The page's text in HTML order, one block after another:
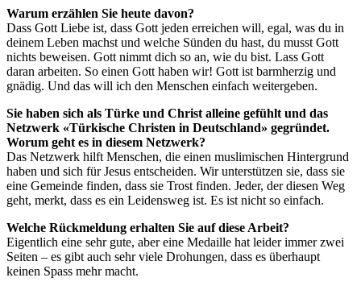
Warum erzählen Sie heute davon?
Dass Gott Liebe ist, dass Gott jeden erreichen will, egal, was du in
deinem Leben machst und welche Sünden du hast, du musst Gott
nichts beweisen. Gott nimmt dich so an, wie du bist. Lass Gott
daran arbeiten. So einen Gott haben wir! Gott ist barmherzig und
gnädig. Und das will ich den Menschen einfach weitergeben.
Sie haben sich als Türke und Christ alleine gefühlt und das
Netzwerk «Türkische Christen in Deutschland» gegründet.
Worum geht es in diesem Netzwerk?
Das Netzwerk hilft Menschen, die einen muslimischen Hintergrund
haben und sich für Jesus entscheiden. Wir unterstützen sie, dass sie
eine Gemeinde finden, dass sie Trost finden. Jeder, der diesen Weg
geht, merkt, dass es ein Leidensweg ist. Es ist nicht so einfach.
Welche Rückmeldung erhalten Sie auf diese Arbeit?
Eigentlich eine sehr gute, aber eine Medaille hat leider immer zwei
Seiten – es gibt auch sehr viele Drohungen, dass es überhaupt
keinen Spass mehr macht.